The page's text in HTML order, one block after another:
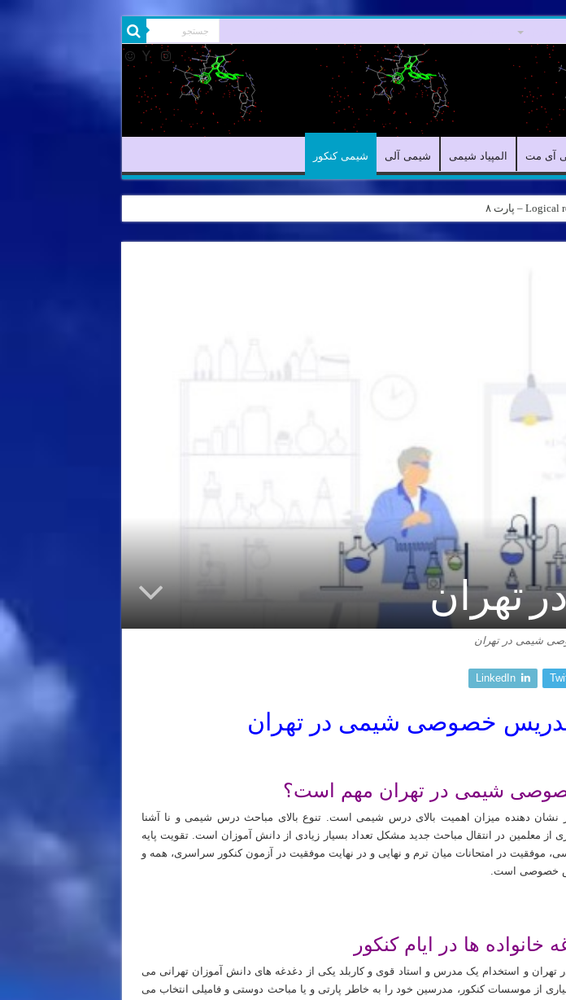
آی مت المپیاد شیمی شیمی آلی شیمی کنکور
تهران
شیمی در تهران
LinkedIn
خصوصی شیمی در تهران
شیمی در تهران مهم است؟
۹ در کنکور نشان دهنده میزان اهمیت بالای درس شیمی است. تنوع بالای مباحث درس شیمی و نا آشنا
از معلمین در انتقال مباحث جدید مشکل تعداد بسیار زیادی از دانش آموزان است. تقویت پایه
موفقیت در امتحانات میان ترم و نهایی و در نهایت موفقیت در آزمون کنکور سراسری، همه و
خصوصی است.
خانواده ها در ایام کنکور
و استخدام یک مدرس و استاد قوی و کاربلد یکی از دغدغه های دانش آموزان تهرانی می
از موسسات کنکور، مدرسین خود را به خاطر پارتی و یا مباحث دوستی و فامیلی انتخاب می